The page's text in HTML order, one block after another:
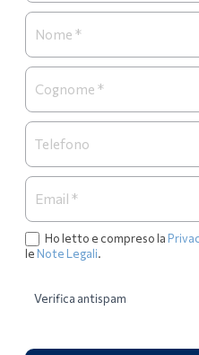
Ho letto e compreso la
le Note Legali.
Verifica antispam